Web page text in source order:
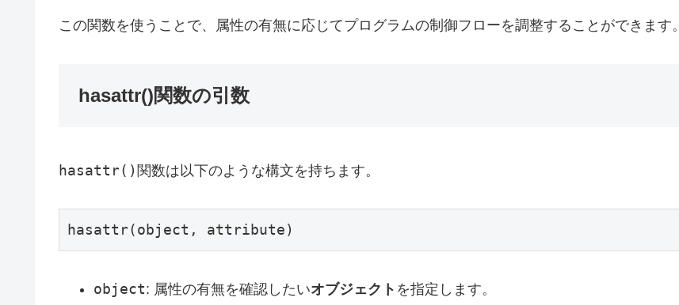
この関数を使うことで、属性の有無に応じてプログラムの制御フローを調整することができます。
hasattr()関数の引数
hasattr() 関数は以下のような構文を持ちます。
hasattr(object, attribute)
object: 属性の有無を確認したいオブジェクト を指定します。